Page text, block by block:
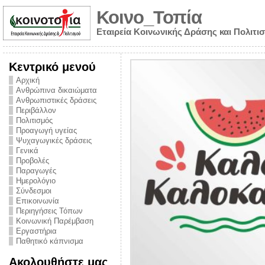
Κοινο_Τοπία
Εταιρεία Κοινωνικής Δράσης και
Κεντρικό μενού
Αρχική
Ανθρώπινα δικαιώματα
Ανθρωπιστικές δράσεις
Περιβάλλον
Πολιτισμός
Προαγωγή υγείας
Ψυχαγωγικές δράσεις
Γενικά
Προβολές
Παραγωγές
Ημερολόγιο
Σύνδεσμοι
Επικοινωνία
Περιηγήσεις Τόπων
Κοινωνική Παρέμβαση
Εργαστήρια
Παθητικό κάπνισμα
Ακολουθήστε μας
από την
την ημέρα
και
στο